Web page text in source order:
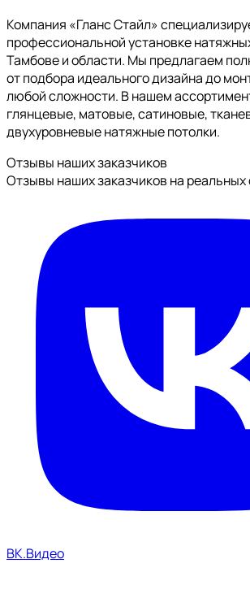
Компания «Гланс Стайл»
профессиональной установке
Тамбове и области. Мы предлагаем
от подбора идеального дизайна до
любой сложности. В нашем
глянцевые, матовые, сатиновые,
двухуровневые натяжные потолки.
Отзывы наших заказчиков
Отзывы наших заказчиков на реальных
ВК.Видео